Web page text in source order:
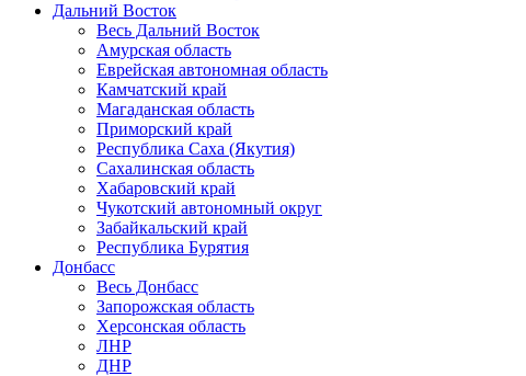
Дальний Восток
Весь Дальний Восток
Амурская область
Еврейская автономная область
Камчатский край
Магаданская область
Приморский край
Республика Саха (Якутия)
Сахалинская область
Хабаровский край
Чукотский автономный округ
Забайкальский край
Республика Бурятия
Донбасс
Весь Донбасс
Запорожская область
Херсонская область
ЛНР
ДНР